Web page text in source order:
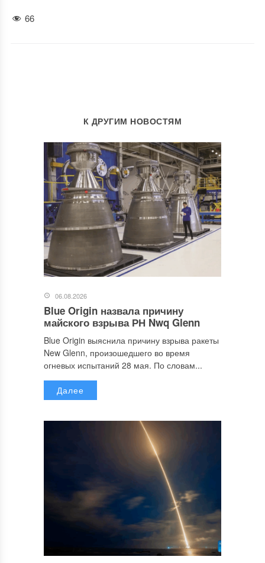
66
К ДРУГИМ НОВОСТЯМ
06.08.2026
Blue Origin назвала причину
майского взрыва РН Nwq Glenn
Blue Origin выяснила причину взрыва ракеты
New Glenn, произошедшего во время
огневых испытаний 28 мая. По словам...
Далее